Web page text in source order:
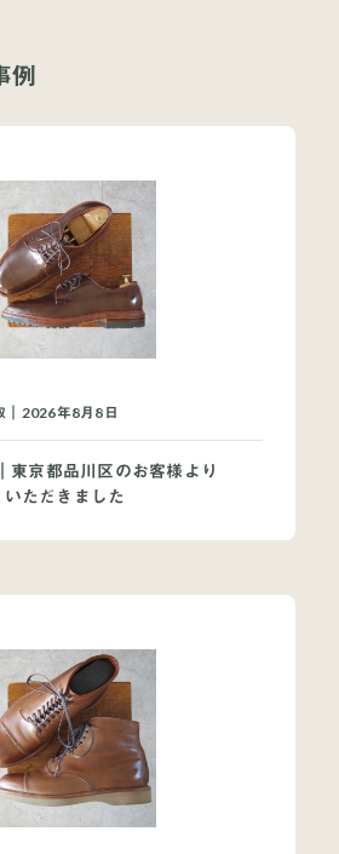
よくあるご質問
ンラインショップ
例
｜2026年8月8日
東京都品川区のお客様より
ただきました
ンドページ